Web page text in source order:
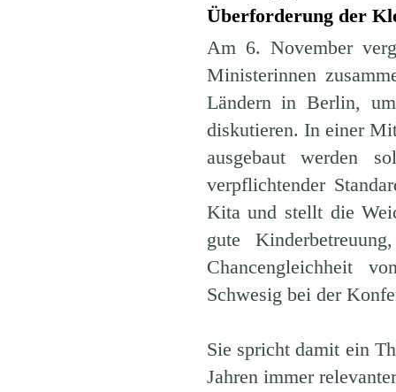
Überforderung der
Am 6. November
Ministerinnen
Ländern in Berlin,
diskutieren. In einer
ausgebaut werden
verpflichtender
Kita und stellt die
gute
Chancengleichheit
Schwesig bei der
Sie spricht damit ein
Jahren immer